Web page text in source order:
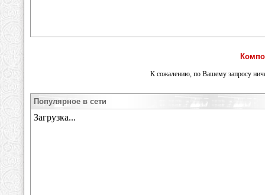
К сожалению, по Вашему запросу
Популярное в сети